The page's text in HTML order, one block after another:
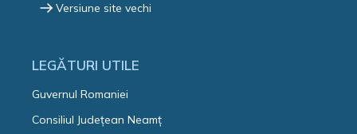
Versiune site vechi
LEGĂTURI UTILE
Guvernul Romaniei
Consiliul Județean Neamț